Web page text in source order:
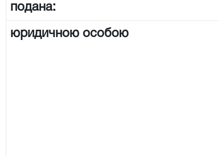
подана:
юридичною особою